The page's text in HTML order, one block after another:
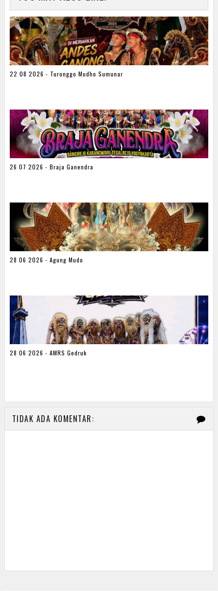
22 08 2026 - Turonggo Mudho Sumunar
26 07 2026 - Braja Ganendra
28 06 2026 - Agung Mudo
28 06 2026 - AMRS Gedruk
TIDAK ADA KOMENTAR: